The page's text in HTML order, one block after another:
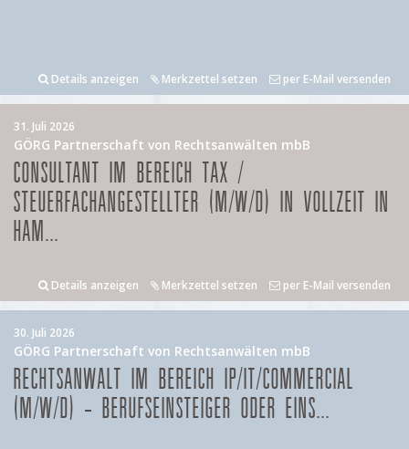
Details anzeigen Merkzettel setzen per E-Mail versenden
31. Juli 2026
GÖRG Partnerschaft von Rechtsanwälten mbB
CONSULTANT IM BEREICH TAX /
STEUERFACHANGESTELLTER (M/W/D) IN VOLLZEIT IN
HAM...
Details anzeigen Merkzettel setzen per E-Mail versenden
30. Juli 2026
GÖRG Partnerschaft von Rechtsanwälten mbB
RECHTSANWALT IM BEREICH IP/IT/COMMERCIAL
(M/W/D) – BERUFSEINSTEIGER ODER EINS...